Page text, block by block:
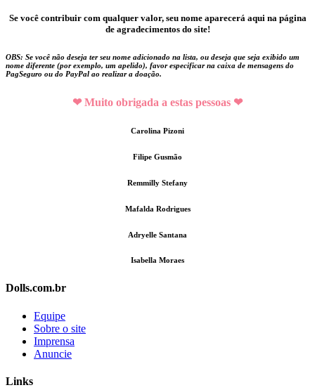
Se você contribuir com qualquer valor, seu nome aparecerá aqui na página
de agradecimentos do site!
OBS: Se você não deseja ter seu nome adicionado na lista, ou deseja que seja exibido um
nome diferente (por exemplo, um apelido), favor especificar na caixa de mensagens do
PagSeguro ou do PayPal ao realizar a doação.
❤ Muito obrigada a estas pessoas ❤
Carolina Pizoni
Filipe Gusmão
Remmilly Stefany
Mafalda Rodrigues
Adryelle Santana
Isabella Moraes
Dolls.com.br
Equipe
Sobre o site
Imprensa
Anuncie
Links